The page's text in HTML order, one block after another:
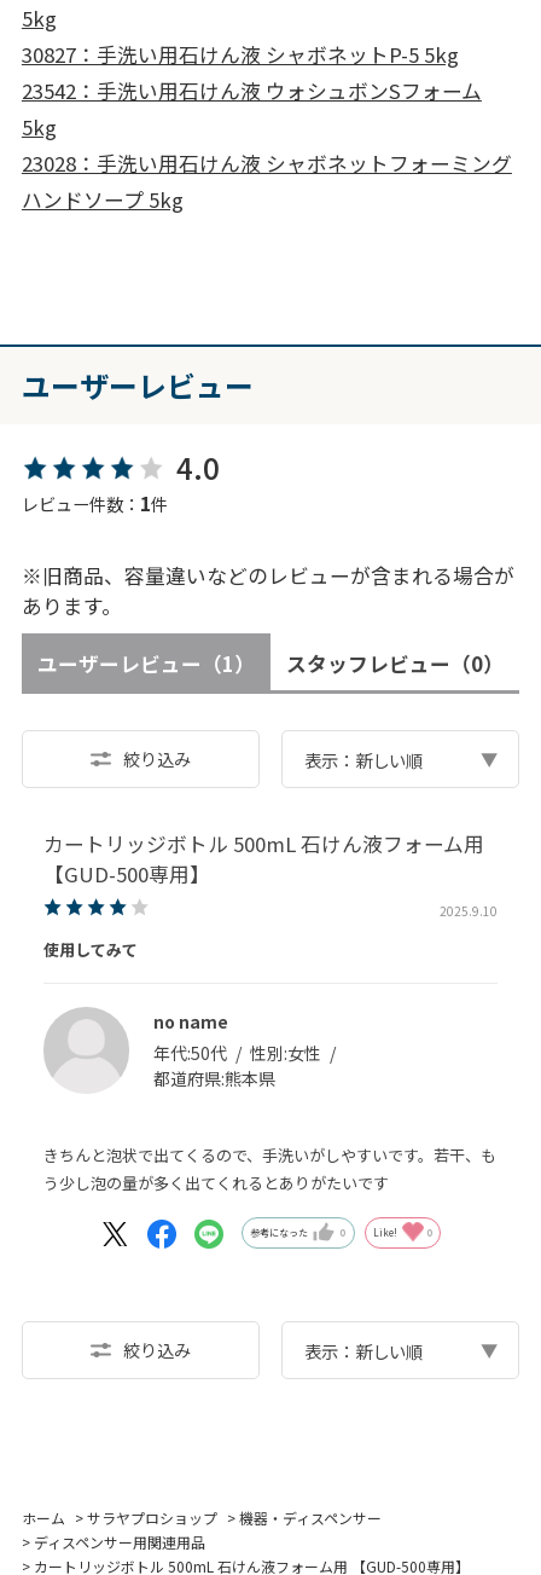
5kg
30827：手洗い用石けん液 シャボネットP-5 5kg
23542：手洗い用石けん液 ウォシュボンSフォーム
5kg
23028：手洗い用石けん液 シャボネットフォーミング
ハンドソープ 5kg
ユーザーレビュー
4.0
レビュー件数： 1件
※旧商品、容量違いなどのレビューが含まれる場合が
あります。
ユーザーレビュー （1） スタッフレビュー （0）
絞り込み 表示：新しい順
カートリッジボトル 500mL 石けん液フォーム用
【GUD-500専用】
2025.9.10
使用してみて
no name
年代:50代 性別:女性
都道府県:熊本県
きちんと泡状で出てくるので、手洗いがしやすいです。若干、も
う少し泡の量が多く出てくれるとありがたいです
参考になった 0 Like! 0
絞り込み 表示：新しい順
ホーム >サラヤプロショップ >機器・ディスペンサー
> ディスペンサー用関連用品
> カートリッジボトル 500mL 石けん液フォーム用 【GUD-500専用】